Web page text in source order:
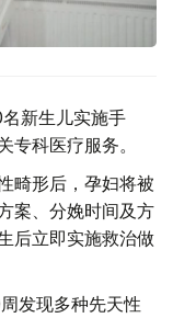
新生儿实施手
专科医疗服务。
畸形后，孕妇将被
案、分娩时间及方
后立即实施救治做
发现多种先天性